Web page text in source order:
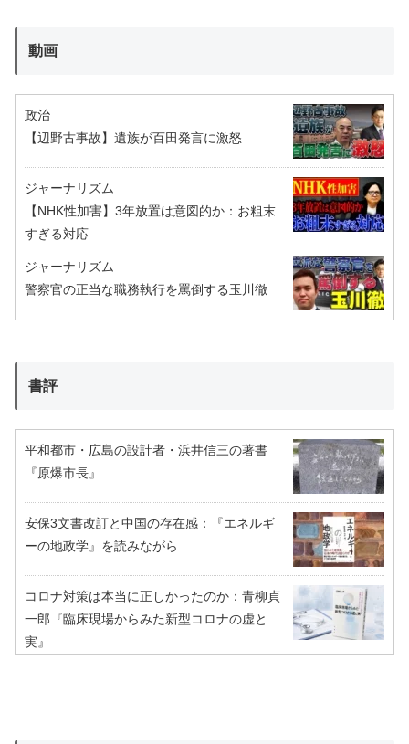
動画
政治
【辺野古事故】遺族が百田発言に激怒
ジャーナリズム
【NHK性加害】3年放置は意図的か：お粗末
すぎる対応
ジャーナリズム
警察官の正当な職務執行を罵倒する玉川徹
書評
平和都市・広島の設計者・浜井信三の著書
『原爆市長』
安保3文書改訂と中国の存在感：『エネルギ
ーの地政学』を読みながら
コロナ対策は本当に正しかったのか：青柳貞
一郎『臨床現場からみた新型コロナの虚と
実』